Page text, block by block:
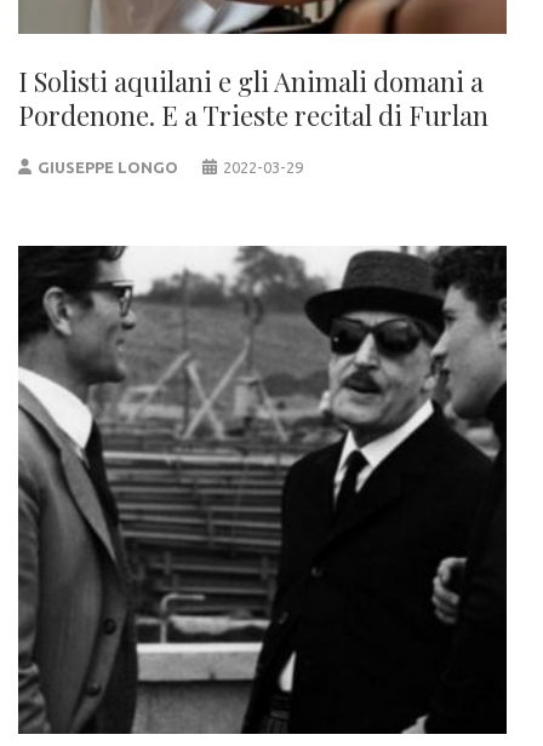
I Solisti aquilani e gli Animali domani a
Pordenone. E a Trieste recital di Furlan
GIUSEPPE LONGO 2022-03-29